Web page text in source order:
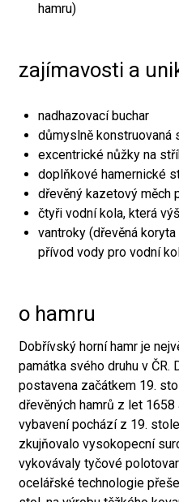
hamru)
zajímavosti a
nadhazovací buchar
důmyslně konstruovaná
excentrické nůžky na
doplňkové hamernické
dřevěný kazetový měch
čtyři vodní kola, která
vantroky (dřevěná
přívod vody pro vodní
o hamru
Dobřívský horní hamr je
památka svého druhu v ČR.
postavena začátkem 19.
dřevěných hamrů z let
vybavení pochází z 19.
zkujňovalo vysokopecní
vykovávaly tyčové
ocelářské technologie